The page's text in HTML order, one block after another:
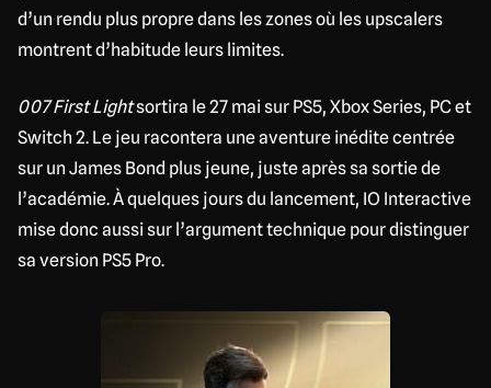
d’un rendu plus propre dans les zones où les upscalers
montrent d’habitude leurs limites.
007 First Lightsortira le 27 mai sur PS5, Xbox Series, PC et
Switch 2. Le jeu racontera une aventure inédite centrée
sur un James Bond plus jeune, juste après sa sortie de
l’académie. À quelques jours du lancement, IO Interactive
mise donc aussi sur l’argument technique pour distinguer
sa version PS5 Pro.